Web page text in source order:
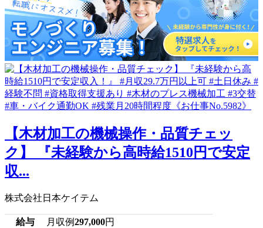
【木材加工の機械操作・品質チェッ
ク】 『未経験から高時給1510円で安定
収...
株式会社日本ケイテム
給与 月収例297,000円